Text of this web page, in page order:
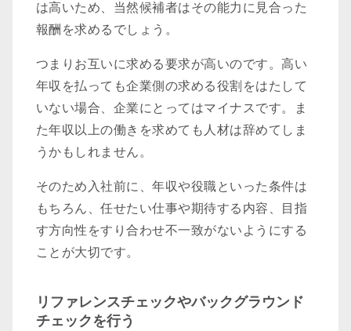
は高いため、当然候補者はその能力に見合った
報酬を求めるでしょう。
つまりお互いに求める要求が高いのです。高い
年収を払っても企業側の求める役割をはたして
いない場合、企業にとってはマイナスです。ま
た年収以上の働きを求めても人材は辞めてしま
うかもしれません。
そのため入社前に、年収や役職といった条件は
もちろん、任せたい仕事や期待する内容、目指
す方向性をすり合わせ不一致がないようにする
ことが大切です。
リファレンスチェックやバックグラウンド
チェックを行う